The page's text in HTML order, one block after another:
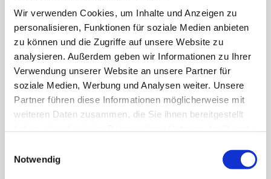
Wir verwenden Cookies, um Inhalte und Anzeigen zu
personalisieren, Funktionen für soziale Medien anbieten
zu können und die Zugriffe auf unsere Website zu
analysieren. Außerdem geben wir Informationen zu Ihrer
Verwendung unserer Website an unsere Partner für
soziale Medien, Werbung und Analysen weiter. Unsere
Partner führen diese Informationen möglicherweise mit
weiteren Daten zusammen, die Sie ihnen bereitgestellt
Notwendig
Abfuhrtermine:siehe Abfuhrkalender 2026
Rasenschnitt- und Laubabfall (Blattwerk) sind kein Strauchschnitt.
Diese Abfälle gehören somit in die Biosäcke oder sind auf dem
eigenen Grundstück zu kompostieren und zu verwerten.
Sollte der Abfuhrtag ein Feiertag sein, so erfolgt die Abfuhr jeweils am
nächsten Werktag.